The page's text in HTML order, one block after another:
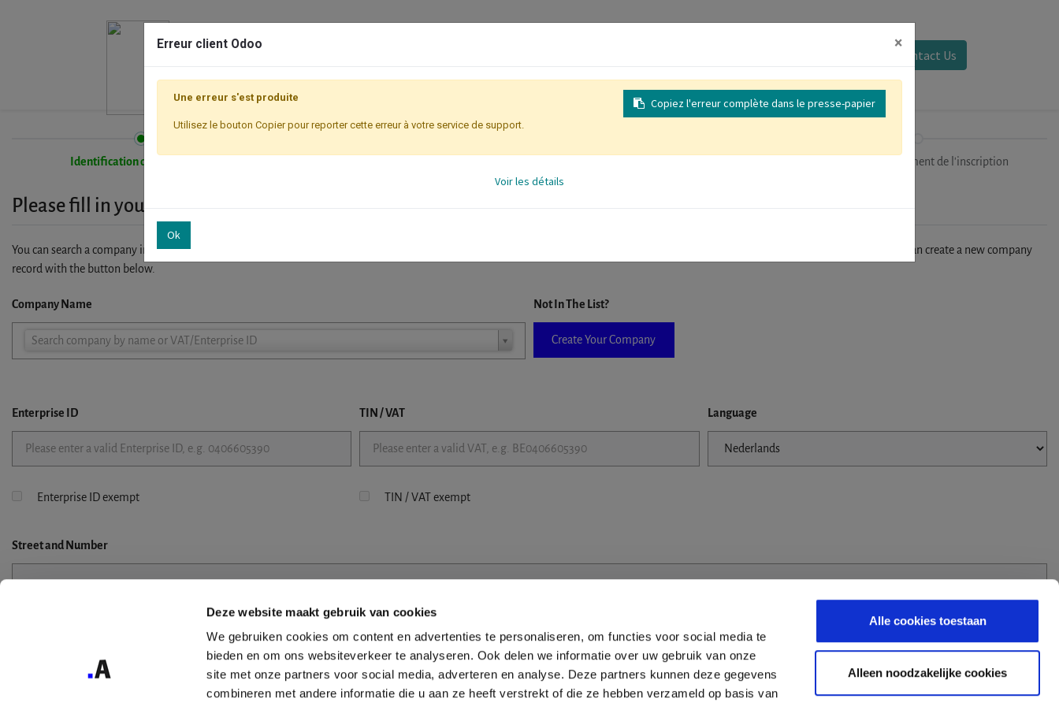
Deze website maakt gebruik van cookies
We gebruiken cookies om content en advertenties te personaliseren, om functies voor social media te
bieden en om ons websiteverkeer te analyseren. Ook delen we informatie over uw gebruik van onze
site met onze partners voor social media, adverteren en analyse. Deze partners kunnen deze gegevens
combineren met andere informatie die u aan ze heeft verstrekt of die ze hebben verzameld op basis van
Alle cookies toestaan
Alleen noodzakelijke cookies
Contact Us
Identification de l'entreprise Finalisation/Paiement de l'inscription
Please fill in your company details
You can search a company in our database by name, VAT or enterprise ID. When a company is selected it will auto-complete the form. If you don't find your company in our database, you can create a new company
record with the button below.
Company Name
Search company by name or VAT/Enterprise ID
Company
Not In The List?
Create Your Company
Enterprise ID TIN / VAT Language
Enterprise ID exempt TIN / VAT exempt
Streetand Number
Erreur client Odoo ×
Copiez l'erreur complète dans le presse-papier
Une erreur s'est produite
Utilisez le bouton Copier pour reporter cette erreur à votre service de support.
Voir les détails
Ok